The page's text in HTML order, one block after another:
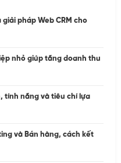
giải pháp Web CRM cho
nhỏ giúp tăng doanh thu
tính năng và tiêu chí lựa
và Bán hàng, cách kết